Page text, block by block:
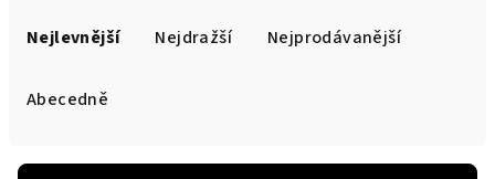
Nejlevnější Nejdražší Nejprodávanější
Abecedně